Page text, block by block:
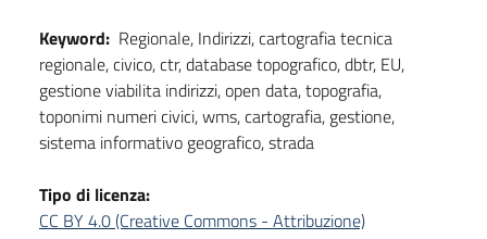
Keyword: Regionale, Indirizzi, cartografia tecnica
regionale, civico, ctr, database topografico, dbtr, EU,
gestione viabilita indirizzi, open data, topografia,
toponimi numeri civici, wms, cartografia, gestione,
sistema informativo geografico, strada
Tipo di licenza:
CC BY 4.0 (Creative Commons - Attribuzione)